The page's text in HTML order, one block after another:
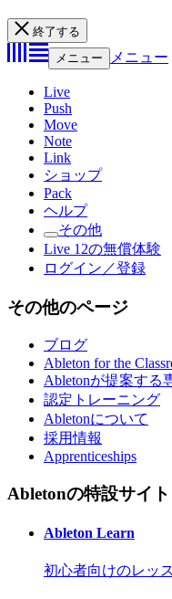
終了する
メニュー
メニュー
Live
Push
Move
Note
Link
ショップ
Pack
ヘルプ
その他
Live 12の無償体験
ログイン／登録
その他のページ
ブログ
Ableton for the
Abletonが提案する
認定トレーニング
Abletonについて
採用情報
Apprenticeships
Abletonの特設サイト
Ableton Learn
初心者向けのレッ